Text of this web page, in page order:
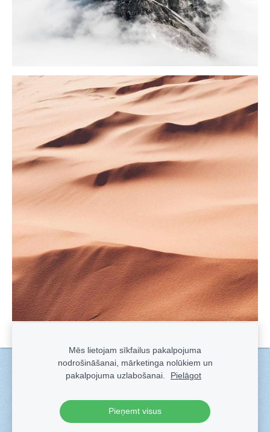
Sīkdatnes
Veidots arSadarbe- labo mājas lapu ģeneratoru.
Mēs lietojam sīkfailus pakalpojuma
nodrošināšanai, mārketinga nolūkiem un
pakalpojuma uzlabošanai.
Pielāgot
Pieņemt visus